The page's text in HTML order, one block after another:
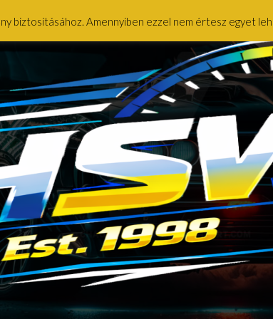
biztosításához. Amennyiben ezzel nem értesz egyet